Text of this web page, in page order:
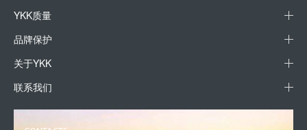
YKK质量
品牌保护
关于YKK
联系我们